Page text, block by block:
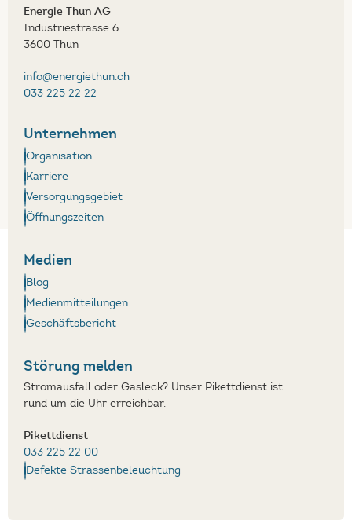
Energie Thun AG
Industriestrasse 6
3600 Thun
info@energiethun.ch
033 225 22 22
Unternehmen
Organisation
Karriere
Versorgungsgebiet
Öffnungszeiten
Medien
Blog
Medienmitteilungen
Geschäftsbericht
Störung melden
Stromausfall oder Gasleck? Unser Pikettdienst ist
rund um die Uhr erreichbar.
Pikettdienst
033 225 22 00
Defekte Strassenbeleuchtung